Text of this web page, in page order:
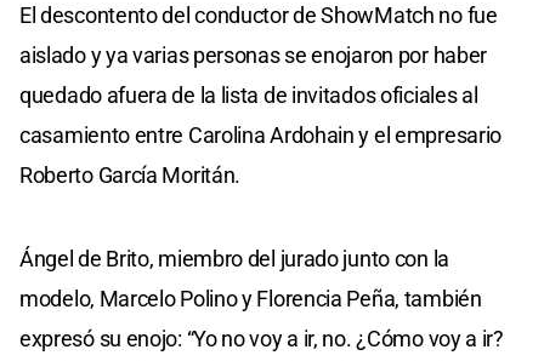
El descontento del conductor de ShowMatch no fue
aislado y ya varias personas se enojaron por haber
quedado afuera de la lista de invitados oficiales al
casamiento entre Carolina Ardohain y el empresario
Roberto García Moritán.
Ángel de Brito, miembro del jurado junto con la
modelo, Marcelo Polino y Florencia Peña, también
expresó su enojo: “Yo no voy a ir, no. ¿Cómo voy a ir?